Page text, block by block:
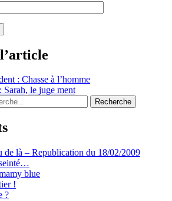
: Chasse à l’homme
Sarah, le juge ment
Recherche
de là – Republication du 18/02/2009
blue
!
?